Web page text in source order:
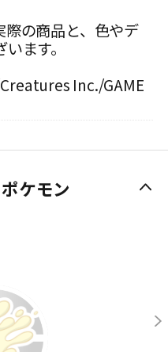
の商品と、色やデ
ます。
Inc./GAME
ケモン